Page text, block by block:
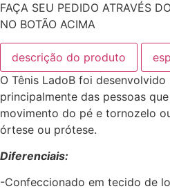
FAÇA SEU PEDIDO ATRAVÉS
NO BOTÃO ACIMA
descrição do produto
O Tênis LadoB foi
principalmente das pessoas
movimento do pé e tornozelo
órtese ou prótese.
Diferenciais:
-Confeccionado em tecido de